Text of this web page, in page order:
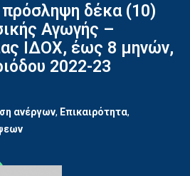
πρόσληψη δέκα (10)
Αγωγής –
ΙΔΟΧ, έως 8 μηνών,
2022-23
ανέργων, Επικαιρότητα,